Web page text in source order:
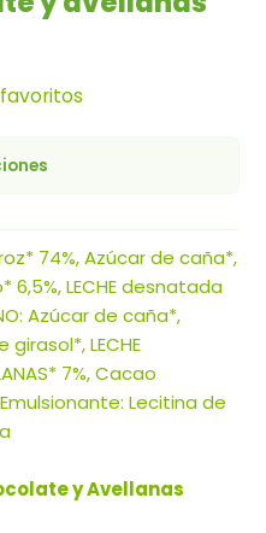
74%, Azúcar de caña*,
LECHE desnatada
Azúcar de caña*,
LECHE
7%, Cacao
Lecitina de
y Avellanas